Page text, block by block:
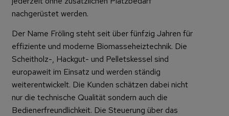
nachgerüstet werden.
Der Name Fröling steht seit über fünfzig Jahren für
effiziente und moderne Biomasseheiztechnik. Die
Scheitholz-, Hackgut- und Pelletskessel sind
europaweit im Einsatz und werden ständig
weiterentwickelt. Die Kunden schätzen dabei nicht
nur die technische Qualität sondern auch die
Bedienerfreundlichkeit. Die Steuerung über das